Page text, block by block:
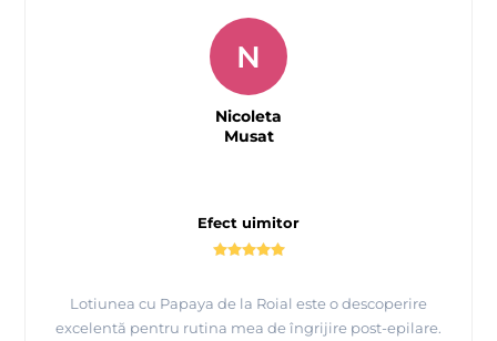
Efect uimitor
Lotiunea cu Papaya de la Roial este o descoperire
excelentă pentru rutina mea de îngrijire post-epilare.
N
Nicoleta
Musat